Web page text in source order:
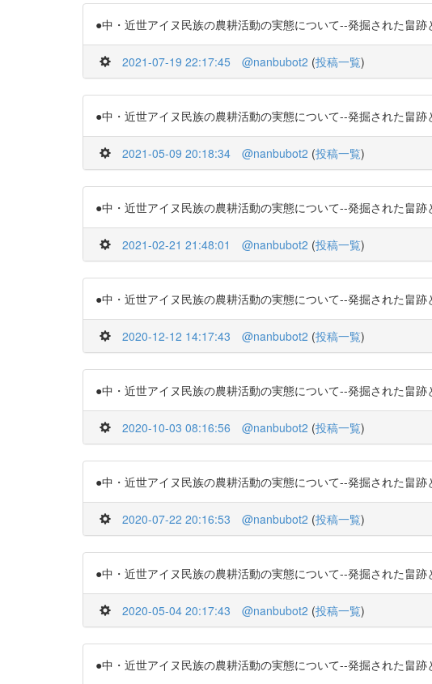
●中・近世アイヌ民族の農耕活動の実態について--発掘された畠
2021-07-19 22:17:45 @nanbubot2 (投稿一覧)
●中・近世アイヌ民族の農耕活動の実態について--発掘された畠
2021-05-09 20:18:34 @nanbubot2 (投稿一覧)
●中・近世アイヌ民族の農耕活動の実態について--発掘された畠
2021-02-21 21:48:01 @nanbubot2 (投稿一覧)
●中・近世アイヌ民族の農耕活動の実態について--発掘された畠
2020-12-12 14:17:43 @nanbubot2 (投稿一覧)
●中・近世アイヌ民族の農耕活動の実態について--発掘された畠
2020-10-03 08:16:56 @nanbubot2 (投稿一覧)
●中・近世アイヌ民族の農耕活動の実態について--発掘された畠
2020-07-22 20:16:53 @nanbubot2 (投稿一覧)
●中・近世アイヌ民族の農耕活動の実態について--発掘された畠
2020-05-04 20:17:43 @nanbubot2 (投稿一覧)
●中・近世アイヌ民族の農耕活動の実態について--発掘された畠